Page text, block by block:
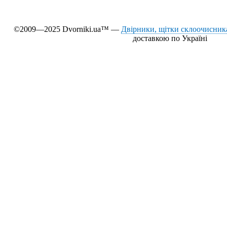
©2009—2025 Dvorniki.ua™ — Двірники, щітки
доставкою по Україні